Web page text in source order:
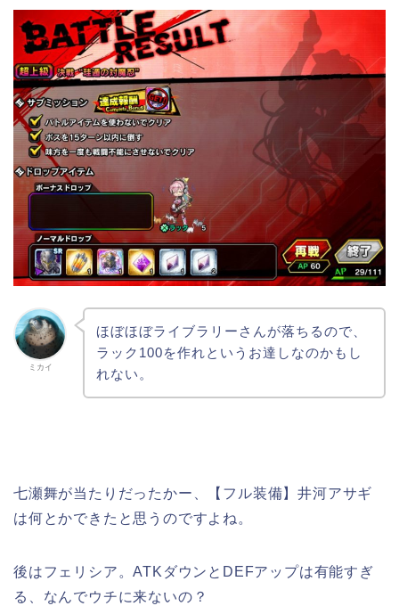
ミカイ
ほぼほぼライブラリーさんが落ちるので、
ラック100を作れというお達しなのかもし
れない。
七瀬舞が当たりだったかー、【フル装備】井河アサギ
は何とかできたと思うのですよね。
後はフェリシア。ATKダウンとDEFアップは有能すぎ
る、なんでウチに来ないの？